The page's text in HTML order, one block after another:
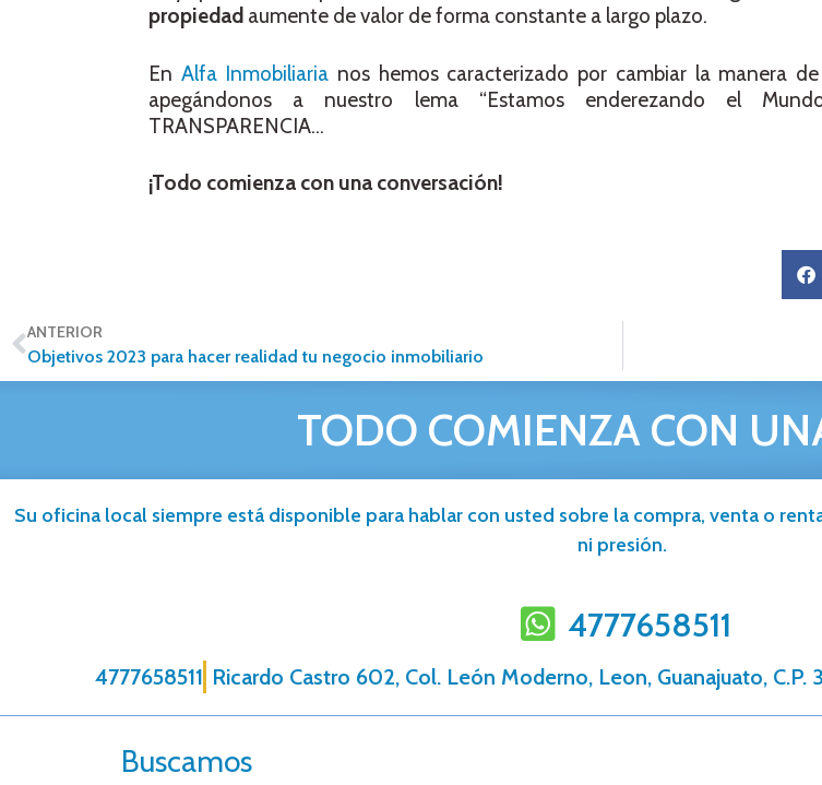
propiedad aumente de valor de forma constante a largo plazo.
En Alfa Inmobiliaria nos hemos caracterizado por cambiar la manera
apegándonos a nuestro lema “Estamos enderezando el
TRANSPARENCIA…
¡Todo comienza con una conversación!
ANTERIOR
Objetivos 2023 para hacer realidad tu negocio inmobiliario
TODO COMIENZA CON
Su oficina local siempre está disponible para hablar con usted sobre la compra, venta o
ni presión.
4777658511
4777658511 Ricardo Castro 602, Col. León Moderno, Leon, Guanajuato, C.P.
Buscamos